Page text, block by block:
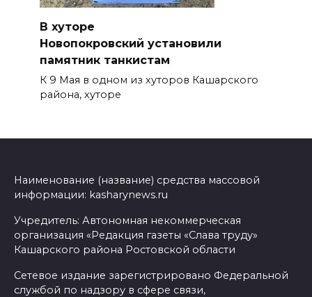
В хуторе
Новопокровский установили
памятник танкистам
К 9 Мая в одном из хуторов Кашарского
района, хуторе
Наименование (название) средства массовой
информации: kasharynews.ru
Учредитель: Автономная некоммерческая
организация «Редакция газеты «Слава труду»
Кашарского района Ростовской области
Сетевое издание зарегистрировано Федеральной
службой по надзору в сфере связи,